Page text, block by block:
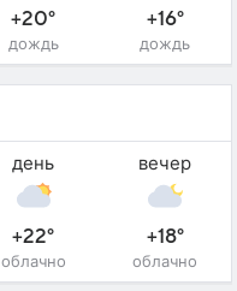
+20°
дождь
+16°
дождь
день
+22°
облачно
вечер
+18°
облачно